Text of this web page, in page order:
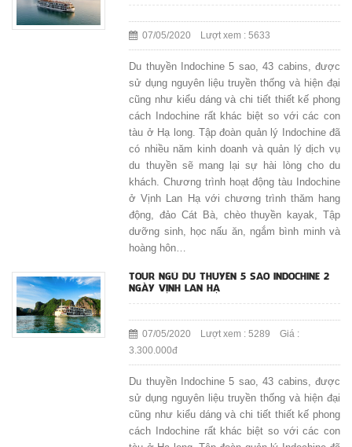
07/05/2020 Lượt xem : 5633
Du thuyền Indochine 5 sao, 43 cabins, được
sử dụng nguyên liệu truyền thống và hiện đại
cũng như kiểu dáng và chi tiết thiết kế phong
cách Indochine rất khác biệt so với các con
tàu ở Hạ long. Tập đoàn quản lý Indochine đã
có nhiều năm kinh doanh và quản lý dịch vụ
du thuyền sẽ mang lại sự hài lòng cho du
khách. Chương trình hoạt động tàu Indochine
ở Vịnh Lan Hạ với chương trình thăm hang
động, đảo Cát Bà, chèo thuyền kayak, Tập
dưỡng sinh, học nấu ăn, ngắm bình minh và
hoàng hôn…
TOUR NGỦ DU THUYỀN 5 SAO INDOCHINE 2
NGÀY VỊNH LAN HẠ
07/05/2020 Lượt xem : 5289 Giá :
3.300.000đ
Du thuyền Indochine 5 sao, 43 cabins, được
sử dụng nguyên liệu truyền thống và hiện đại
cũng như kiểu dáng và chi tiết thiết kế phong
cách Indochine rất khác biệt so với các con